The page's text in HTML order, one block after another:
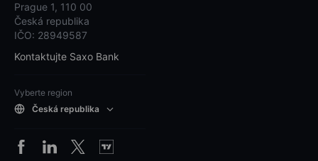
Prague 1, 110 00
Česká republika
IČO: 28949587
Kontaktujte Saxo Bank
Vyberte region
Česká republika